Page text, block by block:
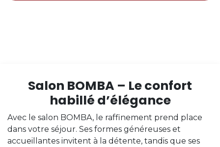
Salon BOMBA – Le confort
habillé d’élégance
Avec le salon BOMBA, le raffinement prend place
dans votre séjour. Ses formes généreuses et
accueillantes invitent à la détente, tandis que ses